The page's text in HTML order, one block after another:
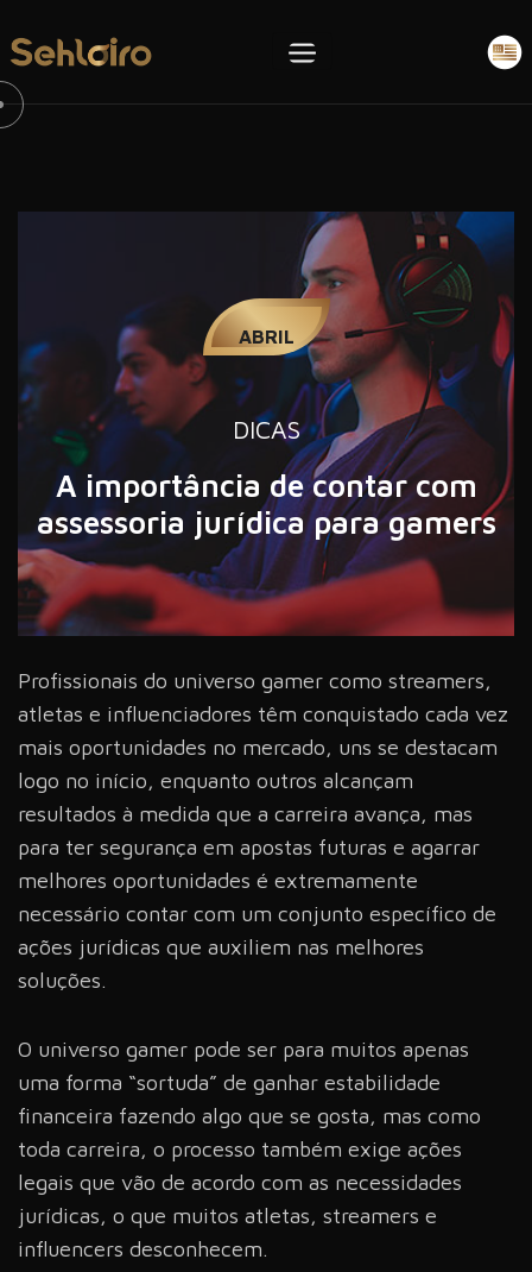
ABRIL
DICAS
A importância de contar com
assessoria jurídica para gamers
Profissionais do universo gamer como streamers,
atletas e influenciadores têm conquistado cada vez
mais oportunidades no mercado, uns se destacam
logo no início, enquanto outros alcançam
resultados à medida que a carreira avança, mas
para ter segurança em apostas futuras e agarrar
melhores oportunidades é extremamente
necessário contar com um conjunto específico de
ações jurídicas que auxiliem nas melhores
soluções.
O universo gamer pode ser para muitos apenas
uma forma “sortuda” de ganhar estabilidade
financeira fazendo algo que se gosta, mas como
toda carreira, o processo também exige ações
legais que vão de acordo com as necessidades
jurídicas, o que muitos atletas, streamers e
influencers desconhecem.